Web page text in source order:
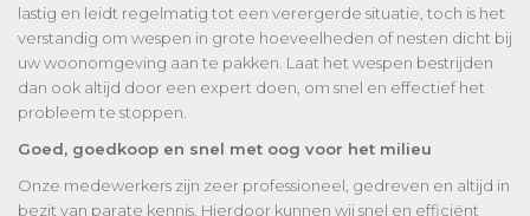
lastig en leidt regelmatig tot een verergerde situatie, toch is het
verstandig om wespen in grote hoeveelheden of nesten dicht bij
uw woonomgeving aan te pakken. Laat het wespen bestrijden
dan ook altijd door een expert doen, om snel en effectief het
probleem te stoppen.
Goed, goedkoop en snel met oog voor het milieu
Onze medewerkers zijn zeer professioneel, gedreven en altijd in
bezit van parate kennis. Hierdoor kunnen wij snel en efficiënt